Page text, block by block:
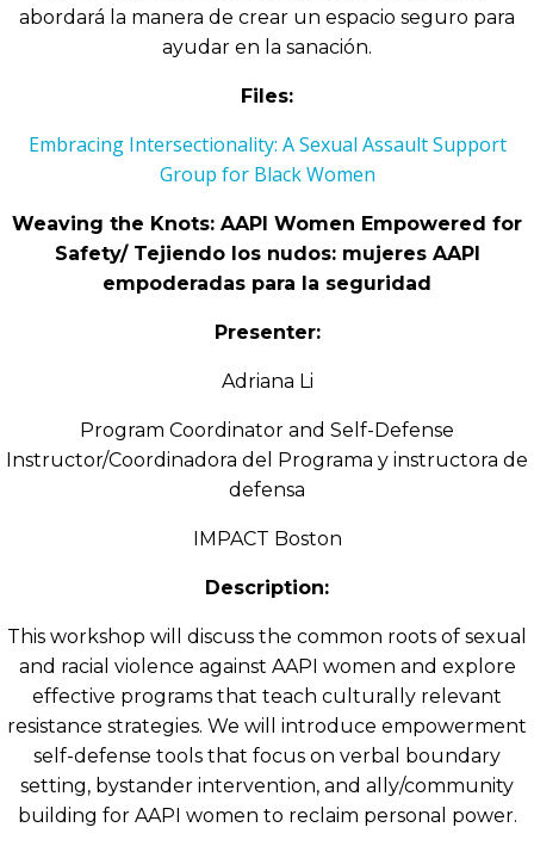
abordará la manera de crear un espacio seguro para
ayudar en la sanación.
Files:
Embracing Intersectionality: A Sexual Assault Support
Group for Black Women
Weaving the Knots: AAPI Women Empowered for
Safety/ Tejiendo los nudos: mujeres AAPI
empoderadas para la seguridad
Presenter:
Adriana Li
Program Coordinator and Self-Defense
Instructor/Coordinadora del Programa y instructora de
defensa
IMPACT Boston
Description:
This workshop will discuss the common roots of sexual
and racial violence against AAPI women and explore
effective programs that teach culturally relevant
resistance strategies. We will introduce empowerment
self-defense tools that focus on verbal boundary
setting, bystander intervention, and ally/community
building for AAPI women to reclaim personal power.